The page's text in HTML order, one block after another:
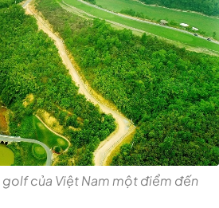
của Việt Nam một điểm đến